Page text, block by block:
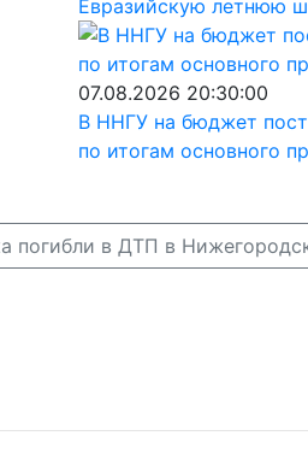
Евразийскую летнюю
07.08.2026 20:30:00
В ННГУ на бюджет
по итогам основного
погибли в ДТП в